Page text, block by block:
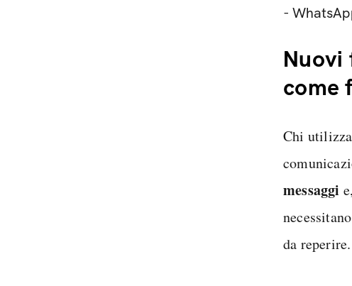
-
Nuovi
come
Chi
messaggi
da reperire.